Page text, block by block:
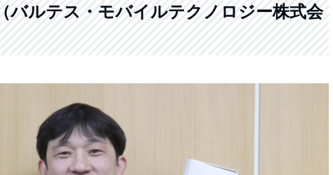
バルテス・モバイルテクノロジー株式会